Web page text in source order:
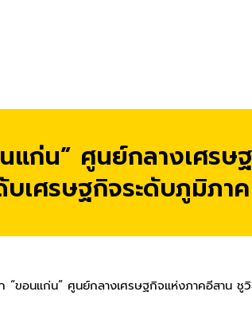
แก่น” ศูนย์กลางเศร
เศรษฐกิจระดับภูมิภาค
“ขอนแก่น” ศูนย์กลางเศรษฐกิจแห่งภาคอีสาน ชู